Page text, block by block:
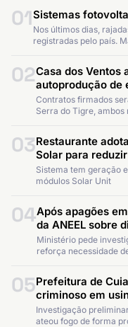
01Sistemas
Nos últimos dias,
registradas pelo país.
02Casa dos Ventos
autoprodução de
Contratos firmados
Serra do Tigre, ambos
03Restaurante
Solar para
Sistema tem geração
módulos Solar Unit
04Após apagões
da ANEEL sobre
Ministério pede
reforça necessidade
05Prefeitura de
criminoso em
Investigação
ateou fogo de forma